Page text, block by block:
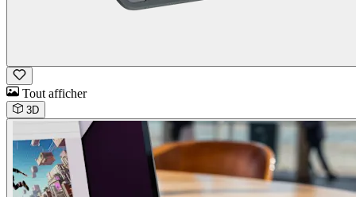
Tout afficher
3D